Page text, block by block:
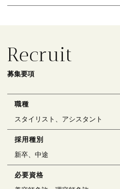
Recruit
募集要項
職種
スタイリスト、アシスタント
採用種別
新卒、中途
必要資格